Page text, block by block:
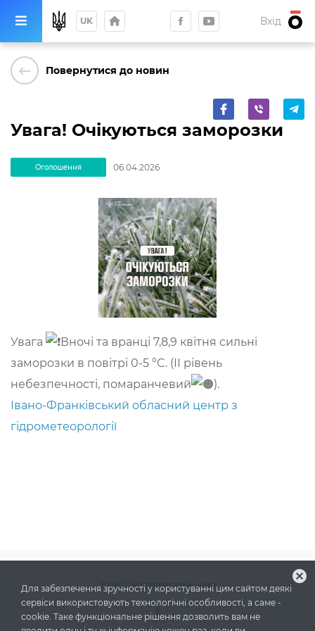
UK home Вхід
keyboard_backspace Повернутися до новин
Увага! Очікуються заморозки
Оголошення 06.04.2026
Увага
Вночі та вранці 7,8,9 квітня сильні
заморозки в повітрі 0-5 °C. (ІІ рівень
небезпечності, помаранчевий
).
Івано-Франківський обласний центр з
гідрометеорології
2026 © Усі права захищено
Для забезпечення зручності у користуванні цим сайтом деякі
сервіси використовують технологічні особливості, а саме -
cookie. Таке функціональне рішення дозволить вам не
cancel